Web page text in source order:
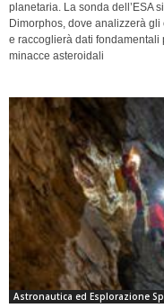
planetaria. La sonda dell’ESA
Dimorphos, dove analizzerà gli
e raccoglierà dati fondamentali
minacce asteroidali
Astronautica ed Esplorazione